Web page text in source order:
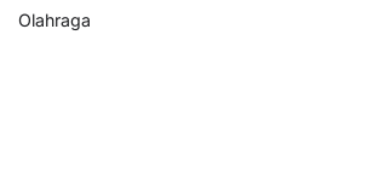
Olahraga